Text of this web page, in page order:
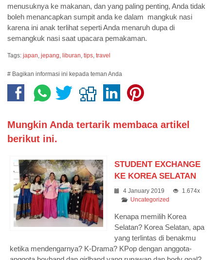
menusuknya ke makanan, dan yang paling penting, Anda tidak
boleh menancapkan sumpit anda ke dalam mangkuk nasi
karena ini anak terlihat seperti Anda menaruh dupa di
semangkuk nasi saat upacara pemakaman.
Tags: japan, jepang, liburan, tips, travel
# Bagikan informasi ini kepada teman Anda
Mungkin Anda tertarik membaca artikel
berikut ini.
STUDENT EXCHANGE
KE KOREA SELATAN
4 January 2019
1.674x
Uncategorized
Kenapa memilih Korea
Selatan? Korea Selatan, apa
yang terlintas di benakmu
ketika mendengarnya? K-Drama? KPop dengan anggota-